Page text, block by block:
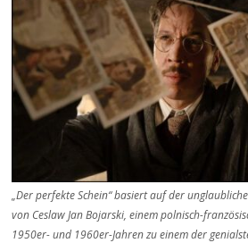
„Der perfekte Schein“ basiert auf der
von Ceslaw Jan Bojarski, einem polnisch-
1950er- und 1960er-Jahren zu einem der